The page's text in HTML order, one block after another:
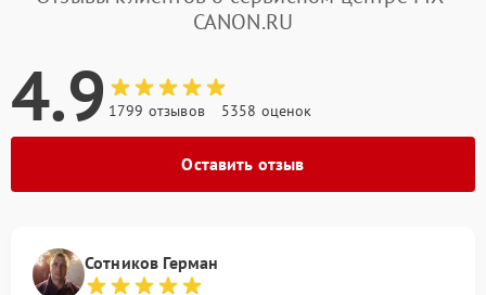
CANON.RU
4.9 1799 отзывов 5358 оценок
Оставить отзыв
Сотников Герман